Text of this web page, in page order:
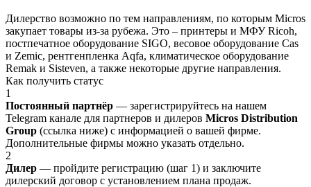
Дилерство возможно по тем направлениям, по которым Micros
закупает товары из-за рубежа. Это – принтеры и МФУ Ricoh,
постпечатное оборудование SIGO, весовое оборудование Cas
и Zemic, рентгенпленка Aqfa, климатическое оборудование
Remak и Sisteven, а также некоторые другие направления.
Как получить статус
1
Постоянный партнёр — зарегистрируйтесь на нашем
Telegram канале для партнеров и дилеров Micros Distribution
Group (ссылка ниже) с информацией о вашей фирме.
Дополнительные фирмы можно указать отдельно.
2
Дилер — пройдите регистрацию (шаг 1) и заключите
дилерский договор с установлением плана продаж.